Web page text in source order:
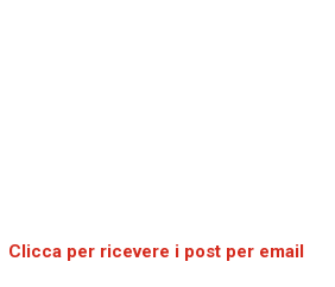
Clicca per ricevere i post per email